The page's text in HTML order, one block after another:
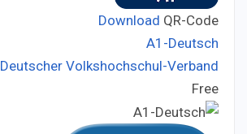
Download QR-Code
A1-Deutsch
Deutscher Volkshochschul-Verband
Free